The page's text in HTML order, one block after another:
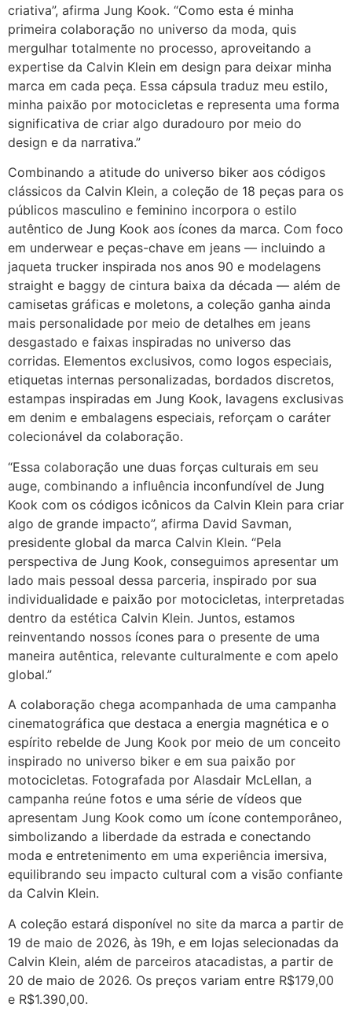
criativa”, afirma Jung Kook. “Como esta é minha
primeira colaboração no universo da moda, quis
mergulhar totalmente no processo, aproveitando a
expertise da Calvin Klein em design para deixar minha
marca em cada peça. Essa cápsula traduz meu estilo,
minha paixão por motocicletas e representa uma forma
significativa de criar algo duradouro por meio do
design e da narrativa.”
Combinando a atitude do universo biker aos códigos
clássicos da Calvin Klein, a coleção de 18 peças para os
públicos masculino e feminino incorpora o estilo
autêntico de Jung Kook aos ícones da marca. Com foco
em underwear e peças-chave em jeans — incluindo a
jaqueta trucker inspirada nos anos 90 e modelagens
straight e baggy de cintura baixa da década — além de
camisetas gráficas e moletons, a coleção ganha ainda
mais personalidade por meio de detalhes em jeans
desgastado e faixas inspiradas no universo das
corridas. Elementos exclusivos, como logos especiais,
etiquetas internas personalizadas, bordados discretos,
estampas inspiradas em Jung Kook, lavagens exclusivas
em denim e embalagens especiais, reforçam o caráter
colecionável da colaboração.
“Essa colaboração une duas forças culturais em seu
auge, combinando a influência inconfundível de Jung
Kook com os códigos icônicos da Calvin Klein para criar
algo de grande impacto”, afirma David Savman,
presidente global da marca Calvin Klein. “Pela
perspectiva de Jung Kook, conseguimos apresentar um
lado mais pessoal dessa parceria, inspirado por sua
individualidade e paixão por motocicletas, interpretadas
dentro da estética Calvin Klein. Juntos, estamos
reinventando nossos ícones para o presente de uma
maneira autêntica, relevante culturalmente e com apelo
global.”
A colaboração chega acompanhada de uma campanha
cinematográfica que destaca a energia magnética e o
espírito rebelde de Jung Kook por meio de um conceito
inspirado no universo biker e em sua paixão por
motocicletas. Fotografada por Alasdair McLellan, a
campanha reúne fotos e uma série de vídeos que
apresentam Jung Kook como um ícone contemporâneo,
simbolizando a liberdade da estrada e conectando
moda e entretenimento em uma experiência imersiva,
equilibrando seu impacto cultural com a visão confiante
da Calvin Klein.
A coleção estará disponível no site da marca a partir de
19 de maio de 2026, às 19h, e em lojas selecionadas da
Calvin Klein, além de parceiros atacadistas, a partir de
20 de maio de 2026. Os preços variam entre R$179,00
e R$1.390,00.